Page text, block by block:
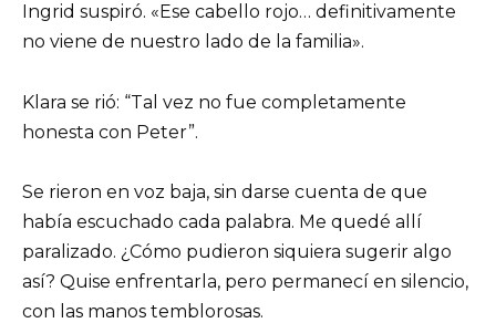
Ingrid suspiró. «Ese cabello rojo… definitivamente
no viene de nuestro lado de la familia».
Klara se rió: “Tal vez no fue completamente
honesta con Peter”.
Se rieron en voz baja, sin darse cuenta de que
había escuchado cada palabra. Me quedé allí
paralizado. ¿Cómo pudieron siquiera sugerir algo
así? Quise enfrentarla, pero permanecí en silencio,
con las manos temblorosas.